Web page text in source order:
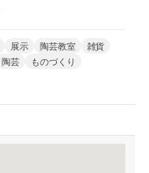
展示 陶芸教室
雑貨
陶芸
ものづくり